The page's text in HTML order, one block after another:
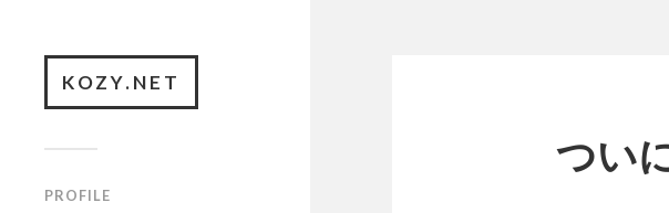
KOZY.NET
PROFILE
つい